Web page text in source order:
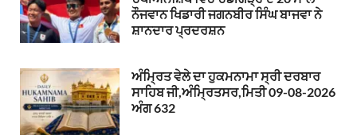
ਨੌਜਵਾਨ ਖਿਡਾਰੀ ਜਗਨਬੀਰ ਸਿੰਘ ਬਾਜਵਾ ਨੇ
ਸ਼ਾਨਦਾਰ ਪ੍ਰਦਰਸ਼ਨ
ਅੰਮ੍ਰਿਤ ਵੇਲੇ ਦਾ ਹੁਕਮਨਾਮਾ ਸ੍ਰੀ ਦਰਬਾਰ
ਸਾਹਿਬ ਜੀ,ਅੰਮ੍ਰਿਤਸਰ,ਮਿਤੀ 09-08-2026
ਅੰਗ 632